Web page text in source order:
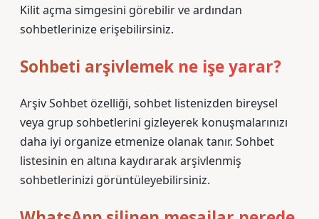
Kilit açma simgesini görebilir ve ardından
sohbetlerinize erişebilirsiniz.
Sohbeti arşivlemek ne işe yarar?
Arşiv Sohbet özelliği, sohbet listenizden bireysel
veya grup sohbetlerini gizleyerek konuşmalarınızı
daha iyi organize etmenize olanak tanır. Sohbet
listesinin en altına kaydırarak arşivlenmiş
sohbetlerinizi görüntüleyebilirsiniz.